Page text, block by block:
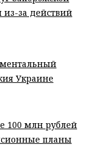
из-за действий
Украине
100 млн рублей
планы